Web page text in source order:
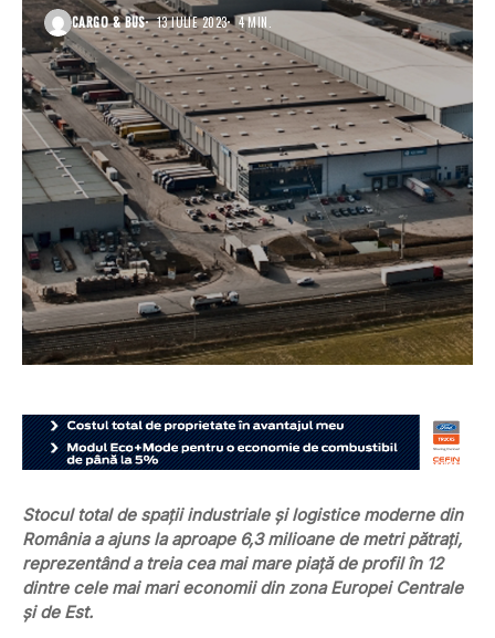
CARGO & BUS 13 IULIE 2023 4 MIN.
Stocul total de spaţii industriale şi logistice moderne din
România a ajuns la aproape 6,3 milioane de metri pătraţi,
reprezentând a treia cea mai mare piaţă de profil în 12
dintre cele mai mari economii din zona Europei Centrale
şi de Est.